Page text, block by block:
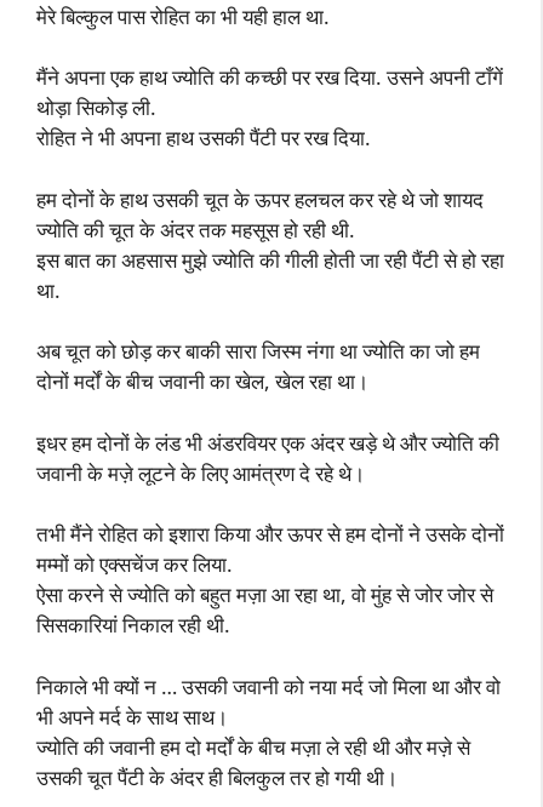
मेरे बिल्कुल पास रोहित का भी यही हाल था.
मैंने अपना एक हाथ ज्योति की कच्छी पर रख दिया. उसने अपनी टाँगें
थोड़ा सिकोड़ ली.
रोहित ने भी अपना हाथ उसकी पैंटी पर रख दिया.
हम दोनों के हाथ उसकी चूत के ऊपर हलचल कर रहे थे जो शायद
ज्योति की चूत के अंदर तक महसूस हो रही थी.
इस बात का अहसास मुझे ज्योति की गीली होती जा रही पैंटी से हो रहा
था.
अब चूत को छोड़ कर बाकी सारा जिस्म नंगा था ज्योति का जो हम
दोनों मर्दों के बीच जवानी का खेल, खेल रहा था।
इधर हम दोनों के लंड भी अंडरवियर एक अंदर खड़े थे और ज्योति की
जवानी के मज़े लूटने के लिए आमंत्रण दे रहे थे।
तभी मैंने रोहित को इशारा किया और ऊपर से हम दोनों ने उसके दोनों
मम्मों को एक्सचेंज कर लिया.
ऐसा करने से ज्योति को बहुत मज़ा आ रहा था, वो मुंह से जोर जोर से
सिसकारियां निकाल रही थी.
निकाले भी क्यों न … उसकी जवानी को नया मर्द जो मिला था और वो
भी अपने मर्द के साथ साथ।
ज्योति की जवानी हम दो मर्दों के बीच मज़ा ले रही थी और मज़े से
उसकी चूत पैंटी के अंदर ही बिलकुल तर हो गयी थी।